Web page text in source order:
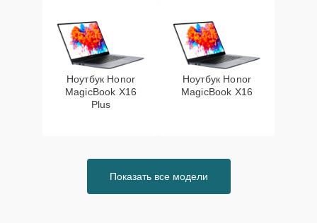
Ноутбук Honor
MagicBook X16
Plus
Ноутбук Honor
MagicBook X16
Показать все модели